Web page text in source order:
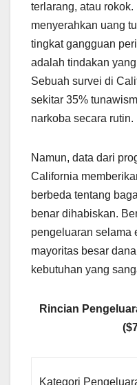
terlarang, atau
menyerahkan uang
tingkat gangguan
adalah tindakan
Sebuah survei di
sekitar 35%
narkoba secara rutin.
Namun, data dari
California
berbeda tentang
benar dihabiskan.
pengeluaran selama
mayoritas besar
kebutuhan yang
Rincian
Kategori